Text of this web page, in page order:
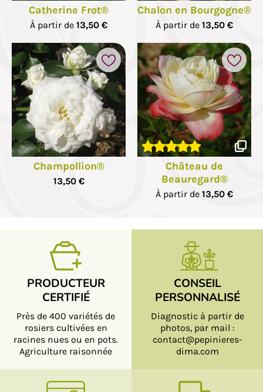
Catherine Frot®
À partir de 13,50 €
Chalon en Bourgogne®
À partir de 13,50 €
Champollion®
13,50 €
Château de
Beauregard®
À partir de 13,50 €
PRODUCTEUR
CERTIFIÉ
Près de 400 variétés de
rosiers cultivées en
racines nues ou en pots.
Agriculture raisonnée
CONSEIL
PERSONNALISÉ
Diagnostic à partir de
photos, par mail :
contact@pepinieres-
dima.com